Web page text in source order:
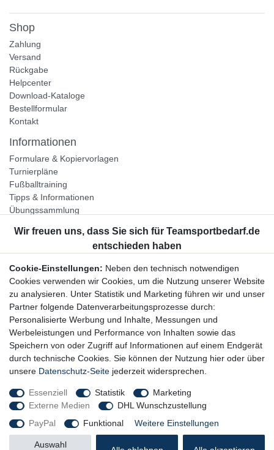
Shop
Zahlung
Versand
Rückgabe
Helpcenter
Download-Kataloge
Bestellformular
Kontakt
Informationen
Formulare & Kopiervorlagen
Turnierpläne
Fußballtraining
Tipps & Informationen
Übungssammlung
Unternehmen
Widerrufsrecht
Bestellung widerrufen
Datenschutzerklärung
AGB
Impressum
Newsletter
Newsletter-Anmeldung
Cookie-Einstellungen: Neben den technisch notwendigen
Cookies verwenden wir Cookies, um die Nutzung unserer Website
zu analysieren. Unter Statistik und Marketing führen wir und unser
Partner folgende Datenverarbeitungsprozesse durch:
Personalisierte Werbung und Inhalte, Messungen und
Werbeleistungen und Performance von Inhalten sowie das
Speichern von oder Zugriff auf Informationen auf einem Endgerät
durch technische Cookies. Sie können der Nutzung hier oder über
unsere Datenschutz-Seite jederzeit widersprechen.
Essenziell Statistik
Marketing
Externe Medien
DHL Wunschzustellung
PayPal
Funktional Weitere Einstellungen
Auswahl